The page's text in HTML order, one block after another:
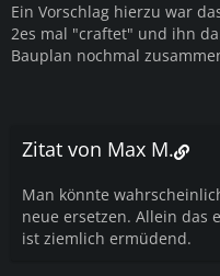
Ein Vorschlag hierzu war
2es mal "craftet" und ihn
Bauplan nochmal
Zitat von Max M.
Man könnte
neue ersetzen. Allein das
ist ziemlich ermüdend.